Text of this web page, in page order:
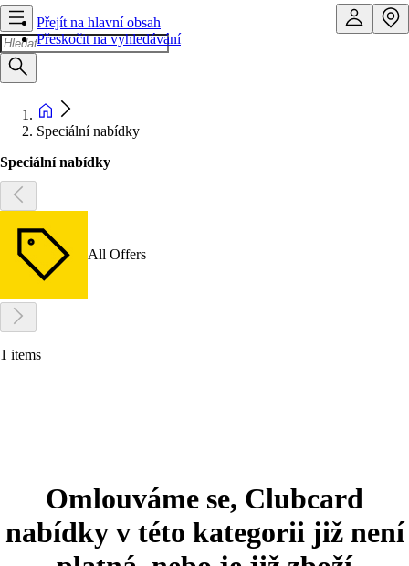
Přejít na hlavní obsah
Přeskočit na vyhledávání
Speciální nabídky
Speciální nabídky
All Offers
1 items
Omlouváme se, Clubcard
nabídky v této kategorii již není